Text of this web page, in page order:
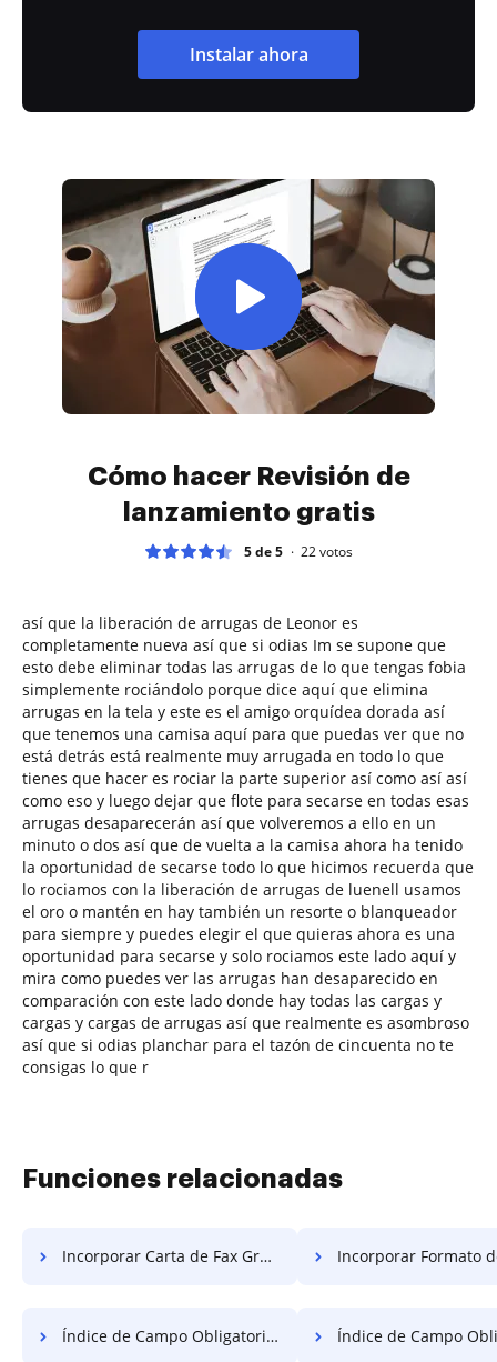
Instalar ahora
Cómo hacer Revisión de
lanzamiento gratis
5 de 5 22votos
así que la liberación de arrugas de Leonor es
completamente nueva así que si odias Im se supone que
esto debe eliminar todas las arrugas de lo que tengas fobia
simplemente rociándolo porque dice aquí que elimina
arrugas en la tela y este es el amigo orquídea dorada así
que tenemos una camisa aquí para que puedas ver que no
está detrás está realmente muy arrugada en todo lo que
tienes que hacer es rociar la parte superior así como así así
como eso y luego dejar que flote para secarse en todas esas
arrugas desaparecerán así que volveremos a ello en un
minuto o dos así que de vuelta a la camisa ahora ha tenido
la oportunidad de secarse todo lo que hicimos recuerda que
lo rociamos con la liberación de arrugas de luenell usamos
el oro o mantén en hay también un resorte o blanqueador
para siempre y puedes elegir el que quieras ahora es una
oportunidad para secarse y solo rociamos este lado aquí y
mira como puedes ver las arrugas han desaparecido en
comparación con este lado donde hay todas las cargas y
cargas y cargas de arrugas así que realmente es asombroso
así que si odias planchar para el tazón de cincuenta no te
consigas lo que r
Funciones relacionadas
Incorporar Carta de Fax Gratis Incorporar Formato de
Índice de Campo Obligatorio PDF Gratis Índice de Campo Obligatorio